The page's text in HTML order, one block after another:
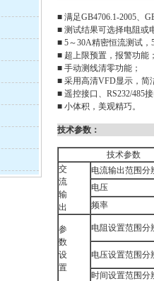
■ 满足GB4706.1-2005、
■ 测试结果可选择电阻或
■ 5～30A精密恒流测试，
■ 超上限预置，报警功能；
■ 手动测线清零功能；
■ 采用高清VFD显示，简
■ 遥控接口、RS232/485接
■ 小体积，美观精巧。
技术参数：
技术参数
交
流
输
出
电流输出范围分
电压
频率
参
数
设
置
电阻设置范围分
电压设置范围分
时间设置范围分